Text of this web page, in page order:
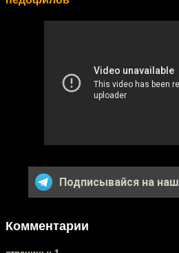
Подписывайся на наш
Комментарии